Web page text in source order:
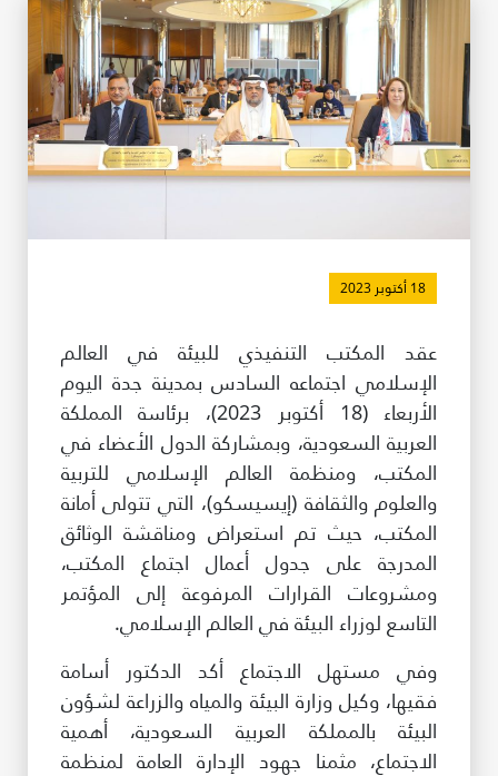
الأحداث
وسائل التواصل الاجتماعي للإيسيسكو
للتواصل
الاتصال بنا
شاركونا
شاركونا
انضم إلى عائلة الإيسيسكو
للموردين
الدعم والتبرع
© حقوق الطبع والنشر للإيسيسكو. جميع الحقوق محفوظة.
شروط الاستخدام
سياسة الخصوصية
حقوق النسخ
إخلاء المسؤولية
سياسة وإجراءات أمن نظم المعلومات
سياسة وإجراءات الذكاء الاصطناعي
18 أكتوبر 2023
عقد المكتب التنفيذي للبيئة في العالم
الإسلامي اجتماعه السادس بمدينة جدة اليوم
الأربعاء (18 أكتوبر 2023)، برئاسة المملكة
العربية السعودية، وبمشاركة الدول الأعضاء في
المكتب، ومنظمة العالم الإسلامي للتربية
والعلوم والثقافة (إيسيسكو)، التي تتولى أمانة
المكتب، حيث تم استعراض ومناقشة الوثائق
المدرجة على جدول أعمال اجتماع المكتب،
ومشروعات القرارات المرفوعة إلى المؤتمر
التاسع لوزراء البيئة في العالم الإسلامي.
وفي مستهل الاجتماع أكد الدكتور أسامة
فقيها، وكيل وزارة البيئة والمياه والزراعة لشؤون
البيئة بالمملكة العربية السعودية، أهمية
الاجتماع، مثمنا جهود الإدارة العامة لمنظمة